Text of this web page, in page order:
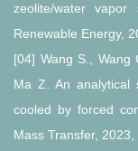
zeolite/water vapor
Renewable Energy,
[04] Wang S., Wang
Ma Z. An analytical
cooled by forced
Mass Transfer, 2023,